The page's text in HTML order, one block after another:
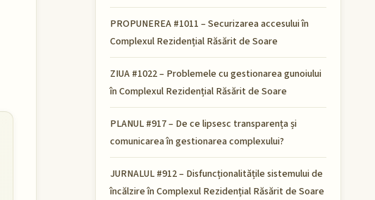
PROPUNEREA #1011 – Securizarea accesului în
Complexul Rezidențial Răsărit de Soare
ZIUA #1022 – Problemele cu gestionarea gunoiului
în Complexul Rezidențial Răsărit de Soare
PLANUL #917 – De ce lipsesc transparența și
comunicarea în gestionarea complexului?
JURNALUL #912 – Disfuncționalitățile sistemului de
încălzire în Complexul Rezidențial Răsărit de Soare